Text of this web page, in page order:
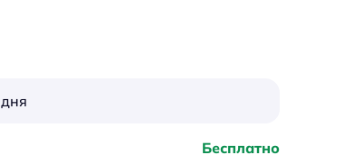
Бесплатно